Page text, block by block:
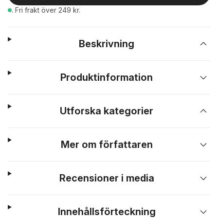
. Fri frakt över 249 kr.
Beskrivning
Produktinformation
Utforska kategorier
Mer om författaren
Recensioner i media
Innehållsförteckning